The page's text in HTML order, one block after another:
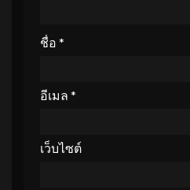
ชื่อ *
อีเมล *
เว็บไซต์